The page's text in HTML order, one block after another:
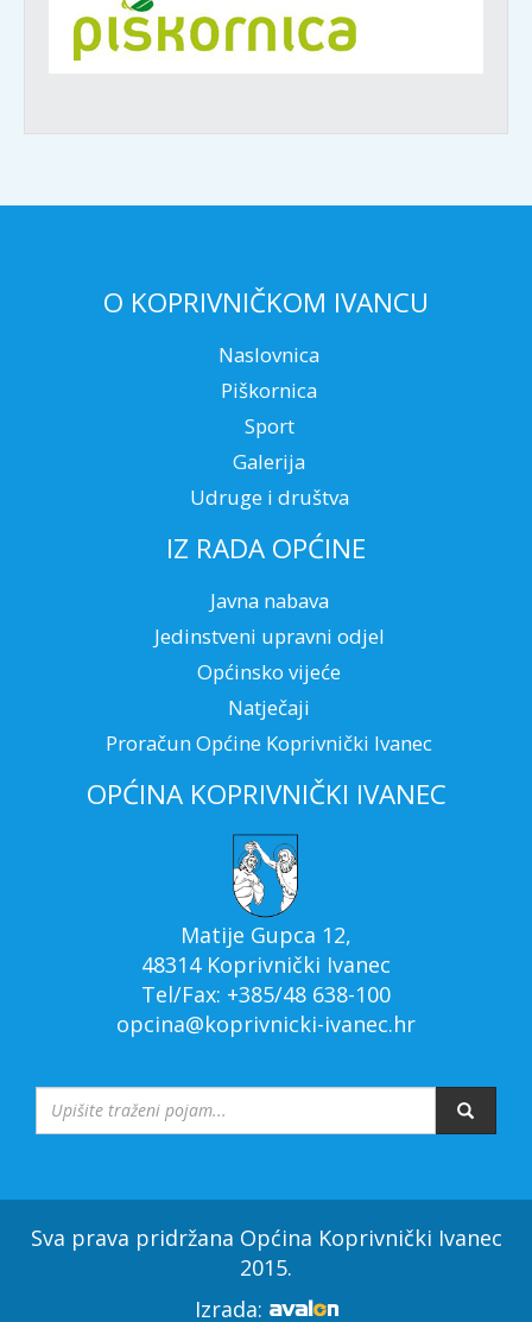
O KOPRIVNIČKOM IVANCU
Naslovnica
Piškornica
Sport
Galerija
Udruge i društva
IZ RADA OPĆINE
Javna nabava
Jedinstveni upravni odjel
Općinsko vijeće
Natječaji
Proračun Općine Koprivnički Ivanec
OPĆINA KOPRIVNIČKI IVANEC
Matije Gupca 12,
48314 Koprivnički Ivanec
Tel/Fax: +385/48 638-100
opcina@koprivnicki-ivanec.hr
Sva prava pridržana Općina Koprivnički Ivanec
2015.
Izrada: